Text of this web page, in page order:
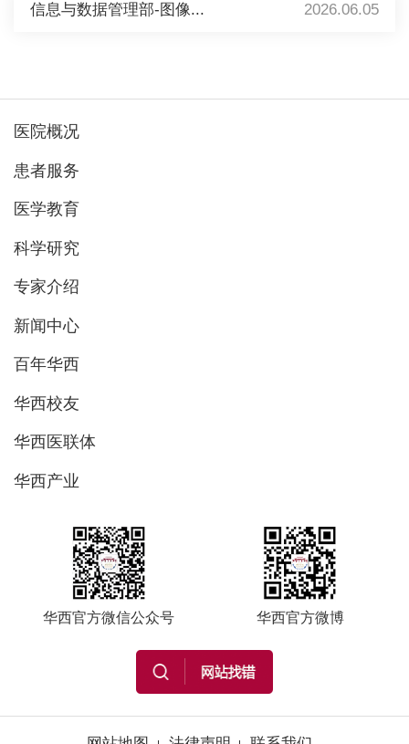
信息与数据管理部-图像... 2026.06.05
医院概况
患者服务
医学教育
科学研究
专家介绍
新闻中心
百年华西
华西校友
华西医联体
华西产业
华西官方微信公众号 华西官方微博